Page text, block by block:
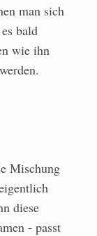
man sich
bald
wie ihn
Mischung
diese
- passt